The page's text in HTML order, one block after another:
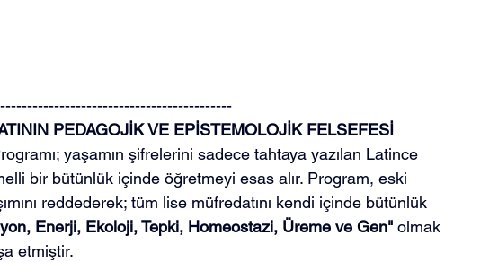
PEDAGOJİK VE EPİSTEMOLOJİK FELSEFESİ
yaşamın şifrelerini sadece tahtaya yazılan Latince
bir bütünlük içinde öğretmeyi esas alır. Program, eski
reddederek; tüm lise müfredatını kendi içinde bütünlük
Enerji, Ekoloji, Tepki, Homeostazi, Üreme ve Gen" olmak
etmiştir.